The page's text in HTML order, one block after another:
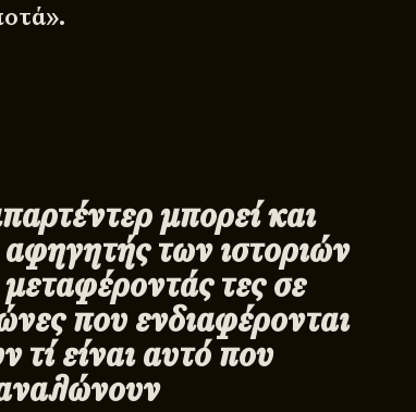
μπορεί και
αφηγητής των ιστοριών
τες σε
που ενδιαφέρονται
τί είναι αυτό που